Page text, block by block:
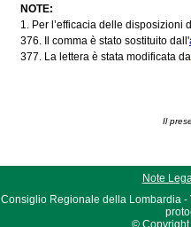
NOTE:
1. Per l’efficacia delle
376. Il comma è stato sostituito dall'
377. La lettera è stata modificata
Il
Note
Consiglio Regionale della Lombardia -
© Copyright